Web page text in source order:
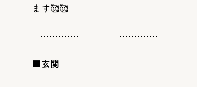
ます🥰🥰
■玄関